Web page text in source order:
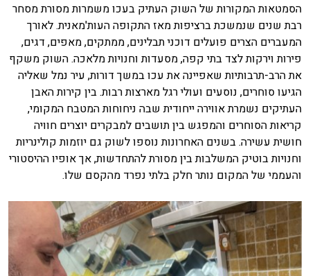
הסמטאות המקורות של השוק העתיק בעכו משמרות מסורת מסחר
רבת שנים שנמשכת ברציפות מאז התקופה העות'מאנית. לאורך
המעברים הצרים פועלים דוכני תבלינים, ממתקים, מאפים, דגים,
פירות וירקות לצד בתי קפה, מסעדות וחנויות מלאכה. השוק משקף
את הרב-תרבותיות שאפיינה את עכו במשך דורות, עיר נמל שאליה
הגיעו סוחרים, נוסעים ועולי רגל מארצות רבות. בין קירות האבן
העתיקים נשמרת אווירה ייחודית שבה ניחוחות המטבח המקומי,
קריאות הסוחרים והמפגש בין תושבים למבקרים יוצרים חוויה
חושית עשירה. בשנים האחרונות נוספו לשוק גם יוזמות קולינריות
וחנויות בוטיק המשלבות בין מסורת להתחדשות, אך אופיו ההיסטורי
והעממי של המקום נותר חלק בלתי נפרד מהקסם שלו.